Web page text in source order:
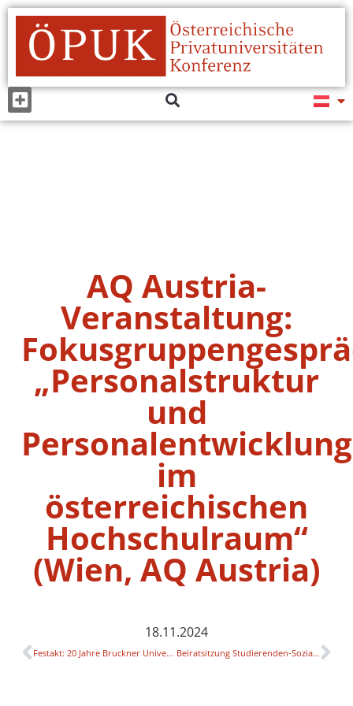
AQ Austria-
Veranstaltung:
„Personalstruktur
und
Personalentwicklung
im
österreichischen
Hochschulraum“
(Wien, AQ Austria)
18.11.2024
Festakt: 20 Jahre Bruckner Universität & Orchesterkonzert (ABPU) Beiratsitzung Studierenden-Sozialerhebung 2025 (BMBWF)